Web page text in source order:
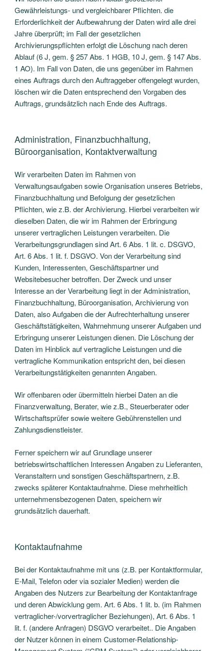
Gewährleistungs- und vergleichbarer Pflichten. die
Erforderlichkeit der Aufbewahrung der Daten wird alle drei
Jahre überprüft; im Fall der gesetzlichen
Archivierungspflichten erfolgt die Löschung nach deren
Ablauf (6 J, gem. § 257 Abs. 1 HGB, 10 J, gem. § 147 Abs.
1 AO). Im Fall von Daten, die uns gegenüber im Rahmen
eines Auftrags durch den Auftraggeber offengelegt wurden,
löschen wir die Daten entsprechend den Vorgaben des
Auftrags, grundsätzlich nach Ende des Auftrags.
Administration, Finanzbuchhaltung,
Büroorganisation, Kontaktverwaltung
Wir verarbeiten Daten im Rahmen von
Verwaltungsaufgaben sowie Organisation unseres Betriebs,
Finanzbuchhaltung und Befolgung der gesetzlichen
Pflichten, wie z.B. der Archivierung. Hierbei verarbeiten wir
dieselben Daten, die wir im Rahmen der Erbringung
unserer vertraglichen Leistungen verarbeiten. Die
Verarbeitungsgrundlagen sind Art. 6 Abs. 1 lit. c. DSGVO,
Art. 6 Abs. 1 lit. f. DSGVO. Von der Verarbeitung sind
Kunden, Interessenten, Geschäftspartner und
Websitebesucher betroffen. Der Zweck und unser
Interesse an der Verarbeitung liegt in der Administration,
Finanzbuchhaltung, Büroorganisation, Archivierung von
Daten, also Aufgaben die der Aufrechterhaltung unserer
Geschäftstätigkeiten, Wahrnehmung unserer Aufgaben und
Erbringung unserer Leistungen dienen. Die Löschung der
Daten im Hinblick auf vertragliche Leistungen und die
vertragliche Kommunikation entspricht den, bei diesen
Verarbeitungstätigkeiten genannten Angaben.
Wir offenbaren oder übermitteln hierbei Daten an die
Finanzverwaltung, Berater, wie z.B., Steuerberater oder
Wirtschaftsprüfer sowie weitere Gebührenstellen und
Zahlungsdienstleister.
Ferner speichern wir auf Grundlage unserer
betriebswirtschaftlichen Interessen Angaben zu Lieferanten,
Veranstaltern und sonstigen Geschäftspartnern, z.B.
zwecks späterer Kontaktaufnahme. Diese mehrheitlich
unternehmensbezogenen Daten, speichern wir
grundsätzlich dauerhaft.
Kontaktaufnahme
Bei der Kontaktaufnahme mit uns (z.B. per Kontaktformular,
E-Mail, Telefon oder via sozialer Medien) werden die
Angaben des Nutzers zur Bearbeitung der Kontaktanfrage
und deren Abwicklung gem. Art. 6 Abs. 1 lit. b. (im Rahmen
vertraglicher-/vorvertraglicher Beziehungen), Art. 6 Abs. 1
lit. f. (andere Anfragen) DSGVO verarbeitet.. Die Angaben
der Nutzer können in einem Customer-Relationship-